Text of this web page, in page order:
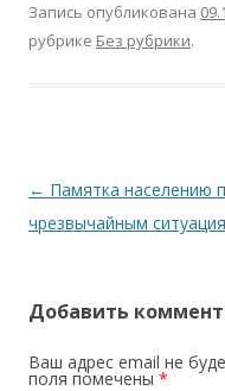
Запись опубликована
рубрике Без рубрики.
Навигация
по
← Памятка населению
чрезвычайным
Добавить
Ваш адрес email не
поля помечены *